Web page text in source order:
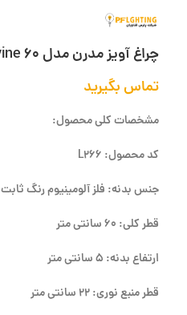
چراغ آویز مدرن مدل Divine 60
تماس بگیرید
مشخصات کلی محصول:
کد محصول: L266
جنس بدنه: فلز آلومینیوم رنگ ثابت
قطر کلی: 60 سانتی متر
ارتفاع بدنه: 5 سانتی متر
قطر منبع نوری: 22 سانتی متر